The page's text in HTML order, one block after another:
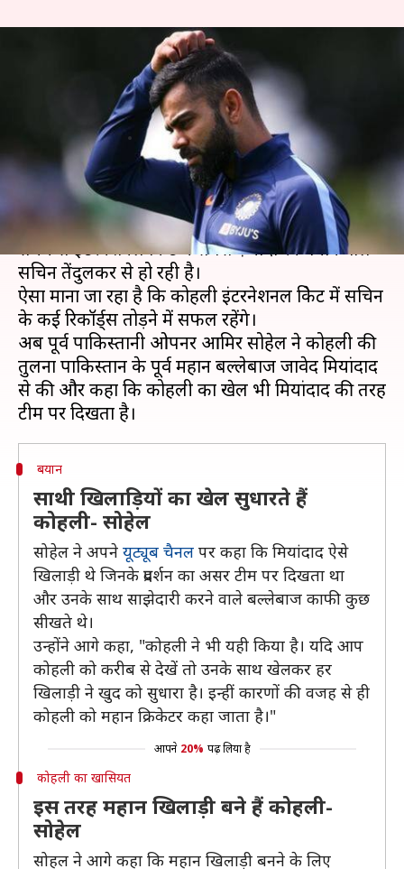
आमिर सोहेल ने की कोहली की
मियांदाद से तुलना, बताया महान
बल्लेबाज होने का कारण
Neeraj Pandey Jun 08, 2020 02:40 pm
क्या है खबर?
भारतीय क्रिकेट टीम के कप्तान विराट कोहली की तुलना लंबे
समय से इंटरनेशनल क्रिकेट में सबसे ज़्यादा रन बनाने वाले
सचिन तेंदुलकर से हो रही है।
ऐसा माना जा रहा है कि कोहली इंटरनेशनल क्रिकेट में सचिन
के कई रिकॉर्ड्स तोड़ने में सफल रहेंगे।
अब पूर्व पाकिस्तानी ओपनर आमिर सोहेल ने कोहली की
तुलना पाकिस्तान के पूर्व महान बल्लेबाज जावेद मियांदाद
से की और कहा कि कोहली का खेल भी मियांदाद की तरह
बयान
साथी खिलाड़ियों का खेल सुधारते हैं
कोहली- सोहेल
सोहेल ने अपने यूट्यूब चैनल पर कहा कि मियांदाद ऐसे
खिलाड़ी थे जिनके प्रदर्शन का असर टीम पर दिखता था
और उनके साथ साझेदारी करने वाले बल्लेबाज काफी कुछ
सीखते थे।
उन्होंने आगे कहा, "कोहली ने भी यही किया है। यदि आप
कोहली को करीब से देखें तो उनके साथ खेलकर हर
खिलाड़ी ने खुद को सुधारा है। इन्हीं कारणों की वजह से ही
कोहली को महान क्रिकेटर कहा जाता है।"
आपने 20% पढ़ लिया है
कोहली का खासियत
इस तरह महान खिलाड़ी बने हैं कोहली-
सोहेल
सोहल ने आगे कहा कि महान खिलाड़ी बनने के लिए